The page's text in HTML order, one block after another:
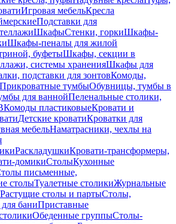
Игровая мебельКресла
Подставки для
ШкафыСтенки, горкиШкафы-
Шкафы-пеналы для жилой
буфетыШкафы, секции в
системы храненияШкафы для
подставки для зонтовКомоды,
Прикроватные тумбыОбувницы, тумбы в
для ваннойПеленальные столики,
Комоды пластиковыеКровати и
Детские кроватиКроватки для
мебельНаматрасники, чехлы на
РаскладушкиКровати-трансформеры,
домикиСтолыКухонные
письменные,
столыТуалетные столикиЖурнальные
Растущие столы и партыСтолы,
баниПриставные
Обеденные группыСтолы-